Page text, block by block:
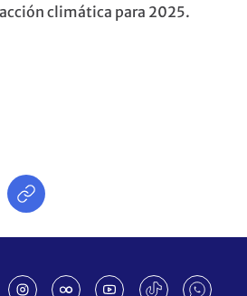
climática para 2025.